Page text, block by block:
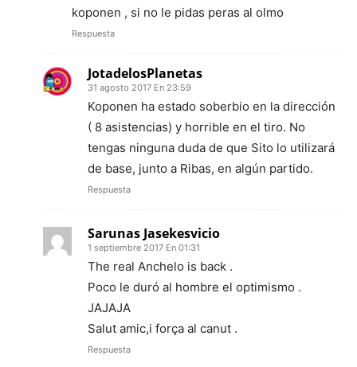
koponen , si no le pidas peras al olmo
Respuesta
JotadelosPlanetas
31 agosto 2017 En 23:59
Koponen ha estado soberbio en la dirección
( 8 asistencias) y horrible en el tiro. No
tengas ninguna duda de que Sito lo utilizará
de base, junto a Ribas, en algún partido.
Respuesta
Sarunas Jasekesvicio
1 septiembre 2017 En 01:31
The real Anchelo is back .
Poco le duró al hombre el optimismo .
JAJAJA
Salut amic,i força al canut .
Respuesta